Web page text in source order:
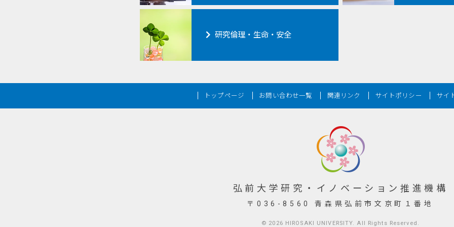
研究倫理・生命・安全
トップページ お問い合わせ一覧 関連リンク サイトポリシー サイ
弘前大学研究・イノベーション推進機構
〒036-8560 青森県弘前市文京町１番地
© 2026 HIROSAKI UNIVERSITY. All Rights Reserved.